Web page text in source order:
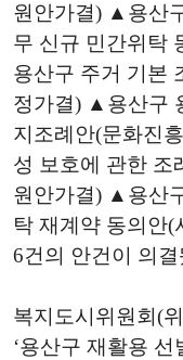
원안가결) ▲용산
무 신규 민간위탁
용산구 주거 기본
정가결) ▲용산구
지조례안(문화진
성 보호에 관한 조
원안가결) ▲용산
탁 재계약 동의안
6건의 안건이 의결
복지도시위원회(
‘용산구 재활용